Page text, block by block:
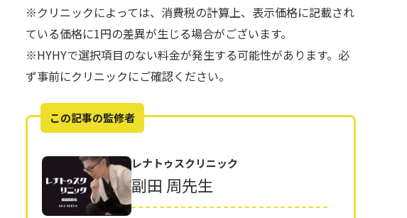
※クリニックによっては、消費税の計算上、表示価格に記載され
ている価格に1円の差異が生じる場合がございます。
※HYHYで選択項目のない料金が発生する可能性があります。必
ず事前にクリニックにご確認ください。
この記事の監修者
レナトゥスクリニック
副田 周先生